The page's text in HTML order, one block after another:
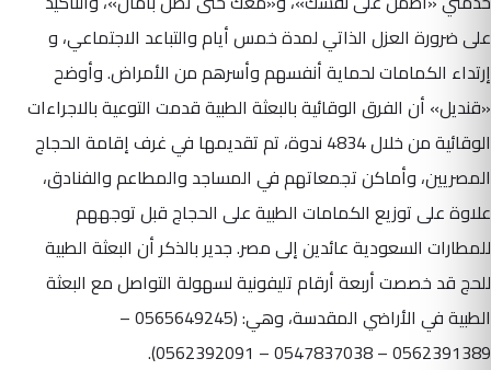
على ضرورة العزل الذاتي لمدة خمس أيام والتباعد الاجتماعي، و
إرتداء الكمامات لحماية أنفسهم وأسرهم من الأمراض. وأوضح
«قنديل» أن الفرق الوقائية بالبعثة الطبية قدمت التوعية بالاجراءات
الوقائية من خلال 4834 ندوة، تم تقديمها في غرف إقامة الحجاج
المصريين، وأماكن تجمعاتهم في المساجد والمطاعم والفنادق،
علاوة على توزيع الكمامات الطبية على الحجاج قبل توجههم
للمطارات السعودية عائدين إلى مصر. جدير بالذكر أن البعثة الطبية
للحج قد خصصت أربعة أرقام تليفونية لسهولة التواصل مع البعثة
الطبية في الأراضي المقدسة، وهي: (0565649245 –
0562391389 – 0547837038 – 0562392091).